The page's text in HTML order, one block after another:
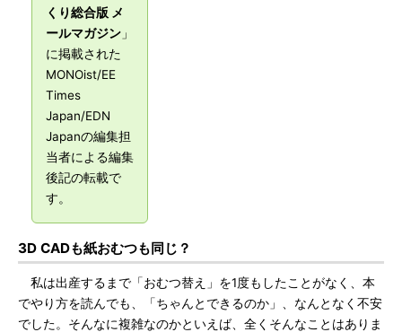
くり総合版 メ
ールマガジン 」
に掲載された
MONOist/EE
Times
Japan/EDN
Japanの編集担
当者による編集
後記の転載で
す。
3D CADも紙おむつも同じ？
私は出産するまで「おむつ替え」を1度もしたことがなく、本
でやり方を読んでも、「ちゃんとできるのか」、なんとなく不安
でした。そんなに複雑なのかといえば、全くそんなことはありま